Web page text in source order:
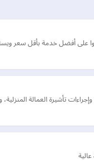
على أفضل خدمة بأقل سعر
تأشيرة العمالة